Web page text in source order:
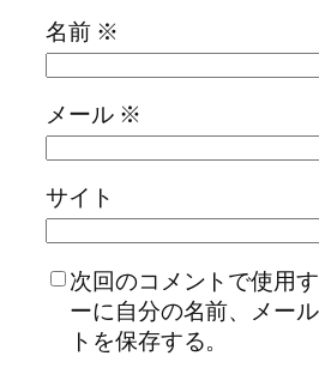
名前 ※
メール ※
サイト
次回のコメントで使用
ーに自分の名前、メー
トを保存する。